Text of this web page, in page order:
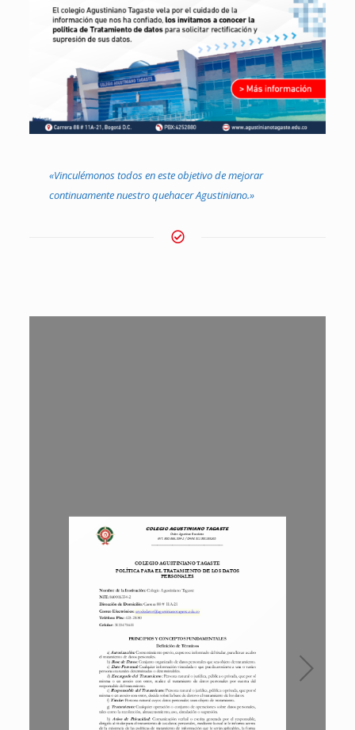
«Vinculémonos todos en este objetivo de mejorar
continuamente nuestro quehacer Agustiniano.»